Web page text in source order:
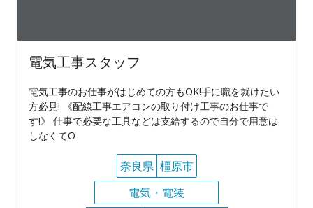
電気工事スタッフ
電気工事のお仕事がはじめての方もOK!手に職を就けたい
方必見! 《配線工事エアコンの取り付け工事のお仕事で
す!》 仕事で必要な工具などは支給するので自分で用意は
しなくてO
奈良県 橿原市
電気・電装